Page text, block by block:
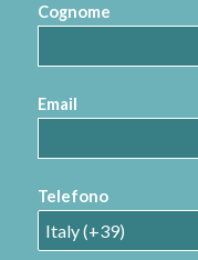
Cognome
Email
Telefono